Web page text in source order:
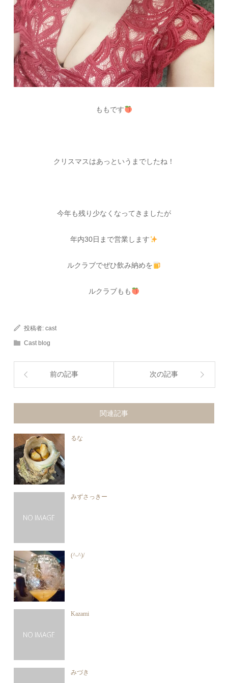
ももです
クリスマスはあっというまでしたね！
今年も残り少なくなってきましたが
年内30日まで営業します
ルクラブでぜひ飲み納めを
ルクラブもも
投稿者:cast
Cast blog
前の記事 次の記事
関連記事
るな
みずさっきー
(^-^)/
Kazami
みづき